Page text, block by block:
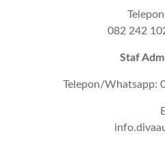
082 242
Staf
Telepon/Whatsapp: